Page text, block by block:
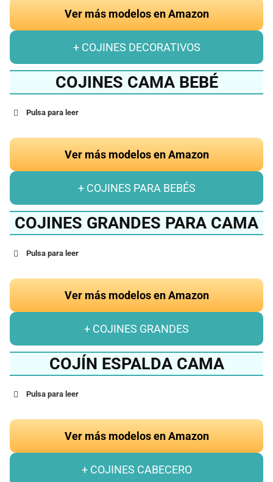
Ver más modelos en Amazon
+ COJINES DECORATIVOS
COJINES CAMA BEBÉ
Pulsa para leer
Ver más modelos en Amazon
+ COJINES PARA BEBÉS
COJINES GRANDES PARA CAMA
Pulsa para leer
Ver más modelos en Amazon
+ COJINES GRANDES
COJÍN ESPALDA CAMA
Pulsa para leer
Ver más modelos en Amazon
+ COJINES CABECERO